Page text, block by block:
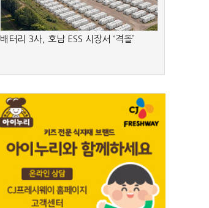
배터리 3사, 호남 ESS 시장서 ‘격돌’